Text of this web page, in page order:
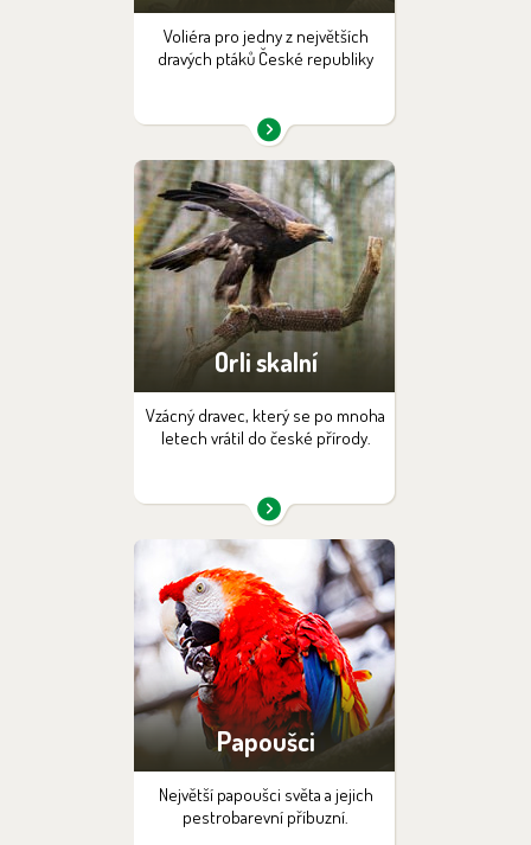
Voliéra pro jedny z největších
dravých ptáků České republiky
Orli skalní
Vzácný dravec, který se po mnoha
letech vrátil do české přírody.
Papoušci
Největší papoušci světa a jejich
pestrobarevní příbuzní.